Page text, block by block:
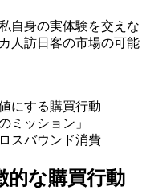
自身の実体験を交えな
人訪日客の市場の可能
にする購買行動
ミッション」
スバウンド消費
的な購買行動